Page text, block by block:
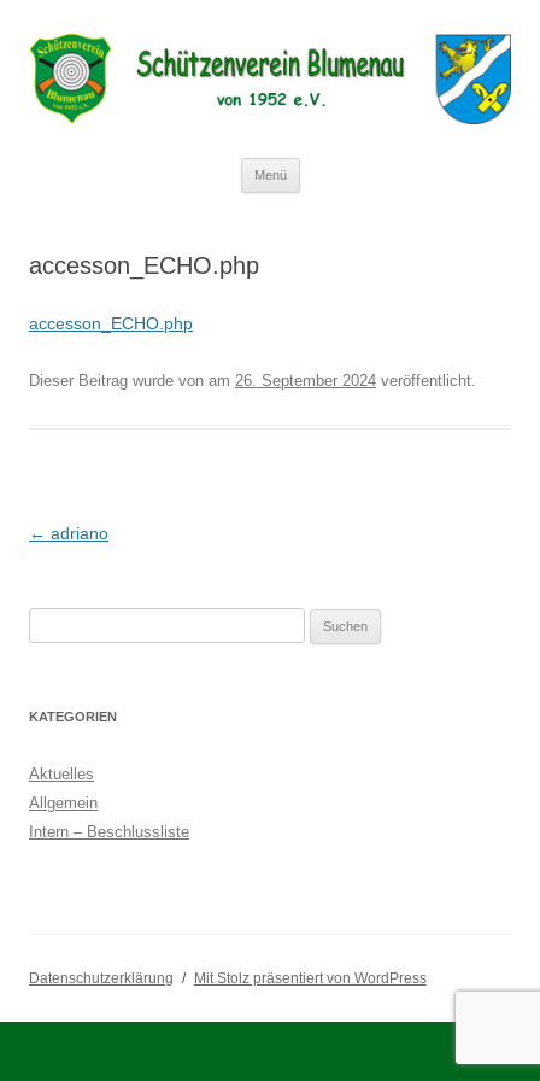
Schützenverein Blumenau von 1952
e.V.
Menü
accesson_ECHO.php
accesson_ECHO.php
Dieser Beitrag wurde von am 26. September 2024 veröffentlicht.
Beitragsnavigation
← adriano
KATEGORIEN
Aktuelles
Allgemein
Intern – Beschlussliste
Datenschutzerklärung Mit Stolz präsentiert von WordPress